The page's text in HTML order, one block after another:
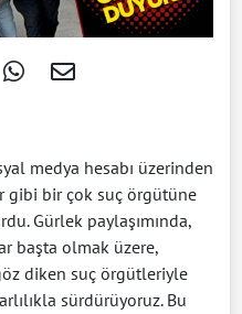
medya hesabı üzerinden
gibi bir çok suç örgütüne
Gürlek paylaşımında,
başta olmak üzere,
diken suç örgütleriyle
sürdürüyoruz. Bu